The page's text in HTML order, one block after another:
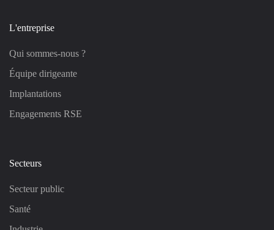
L'entreprise
Qui sommes-nous ?
Équipe dirigeante
Implantations
Engagements RSE
Secteurs
Secteur public
Santé